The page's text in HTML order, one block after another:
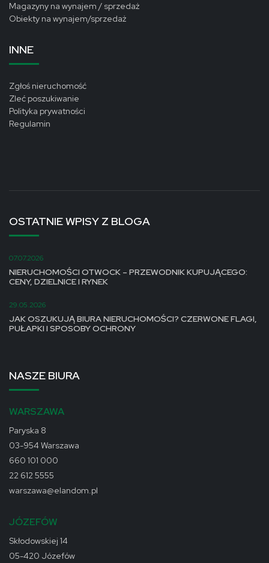
Magazyny na wynajem / sprzedaż
Obiekty na wynajem/sprzedaż
INNE
Zgłoś nieruchomość
Zleć poszukiwanie
Polityka prywatności
Regulamin
OSTATNIE WPISY Z BLOGA
07.07.2026
NIERUCHOMOŚCI OTWOCK – PRZEWODNIK KUPUJĄCEGO:
CENY, DZIELNICE I RYNEK
29.05.2026
JAK OSZUKUJĄ BIURA NIERUCHOMOŚCI? CZERWONE FLAGI,
PUŁAPKI I SPOSOBY OCHRONY
NASZE BIURA
WARSZAWA
Paryska 8
03-954 Warszawa
660 101 000
22 612 5555
warszawa@elandom.pl
JÓZEFÓW
Skłodowskiej 14
05-420 Józefów